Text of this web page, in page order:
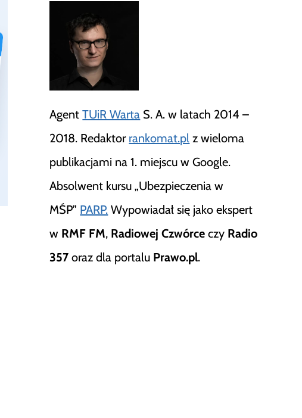
AgentTUiR Warta S. A. w latach 2014 –
2018. Redaktor rankomat.pl z wieloma
publikacjami na 1. miejscu w Google.
Absolwent kursu „Ubezpieczenia w
MŚP” PARP. Wypowiadał się jako ekspert
w RMF FM, Radiowej Czwórce czy Radio
357 oraz dla portalu Prawo.pl.